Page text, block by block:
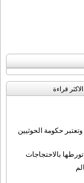
الاکثر قراءة
حكومة الحوثيين
بالاحتجاجات